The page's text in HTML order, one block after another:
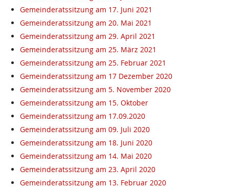
Gemeinderatssitzung am 17. Juni 2021
Gemeinderatssitzung am 20. Mai 2021
Gemeinderatssitzung am 29. April 2021
Gemeinderatssitzung am 25. März 2021
Gemeinderatssitzung am 25. Februar 2021
Gemeinderatssitzung am 17 Dezember 2020
Gemeinderatssitzung am 5. November 2020
Gemeinderatssitzung am 15. Oktober
Gemeinderatssitzung am 17.09.2020
Gemeinderatssitzung am 09. Juli 2020
Gemeinderatssitzung am 18. Juni 2020
Gemeinderatssitzung am 14. Mai 2020
Gemeinderatssitzung am 23. April 2020
Gemeinderatssitzung am 13. Februar 2020